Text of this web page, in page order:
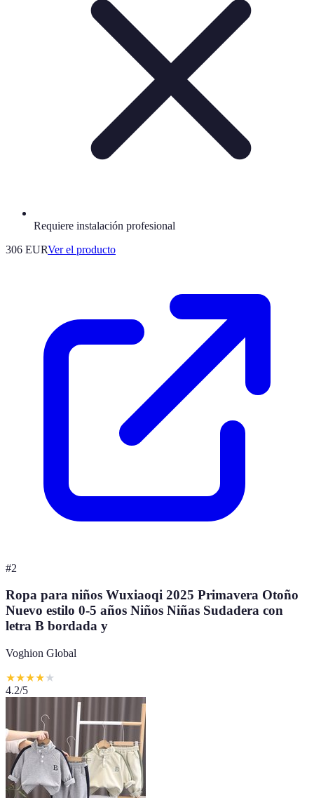
Requiere instalación profesional
306 EURVer el producto
#2
Ropa para niños Wuxiaoqi 2025 Primavera Otoño
Nuevo estilo 0-5 años Niños Niñas Sudadera con
letra B bordada y
Voghion Global
★★★★★
4.2/5